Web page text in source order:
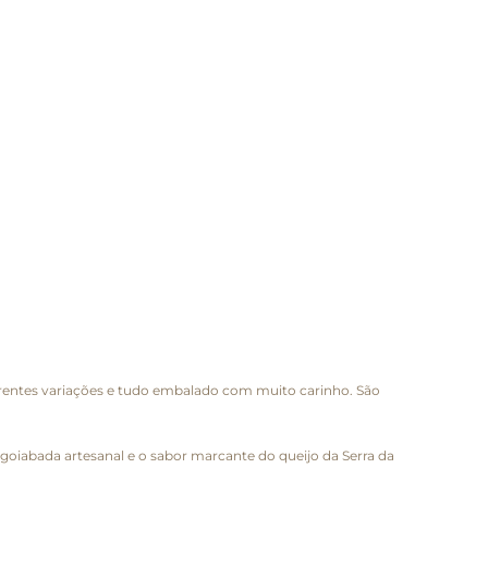
variações e tudo embalado com muito carinho. São
artesanal e o sabor marcante do queijo da Serra da